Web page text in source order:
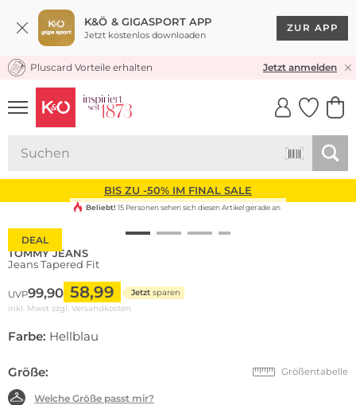
K&Ö & GIGASPORT APP
Jetzt kostenlos downloaden
ZUR APP
KOSTENLOSER VERSAND* & RÜCKVERSAND
Pluscard Vorteile erhalten Jetzt anmelden
UNSERE APP
CLICK &
BIS ZU -50% IM FINAL SALE
DEAL
Beliebt! 15 Personen sehen sich diesen Artikel gerade an
TOMMY JEANS
Jeans Tapered Fit
UVP99,90 58,99 Jetzt sparen
inkl. Mwst zzgl. Versandkosten
Farbe: Hellblau
Größe: Größentabelle
Welche Größe passt mir?